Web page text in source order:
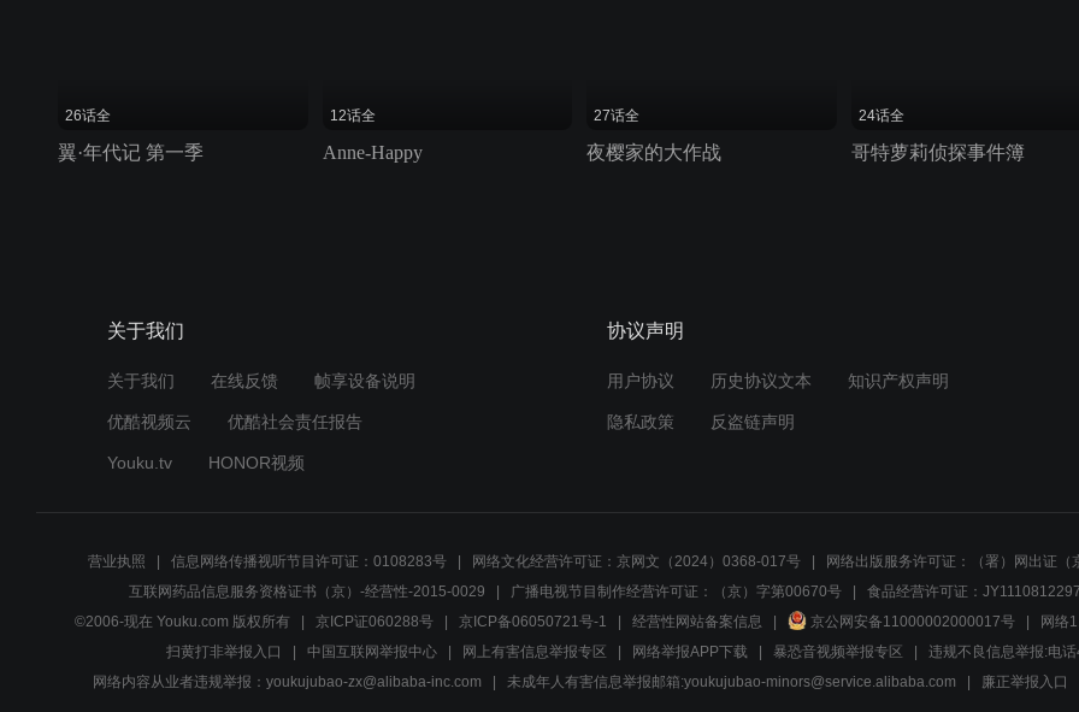
26话全
翼·年代记 第一季
12话全
Anne-Happy
27话全
夜樱家的大作战
24话全
哥特萝莉侦探事件簿
关于我们
关于我们 在线反馈 帧享设备说明
优酷视频云 优酷社会责任报告
Youku.tv HONOR视频
协议声明
用户协议 历史协议文本 知识产权声明
隐私政策 反盗链声明
营业执照 信息网络传播视听节目许可证：0108283号 网络文化经营许可证：京网文（2024）0368-017号
网络出版服务许可证：（署）网出证（
互联网药品信息服务资格证书（京）-经营性-2015-0029
广播电视节目制作经营许可证：（京）字第00670号
食品经营许可证：
©2006-现在 Youku.com 版权所有
京ICP证060288号 京ICP备06050721号-1 经营性网站备案信息 京公网安备11000002000017号
网络
扫黄打非举报入口
中国互联网举报中心 网上有害信息举报专区 网络举报APP下载 暴恐音视频举报专区
违规不良信息举报:电
网络内容从业者违规举报：youkujubao-zx@alibaba-inc.com
未成年人有害信息举报邮箱:youkujubao-minors@service.alibaba.com 廉正举报入口